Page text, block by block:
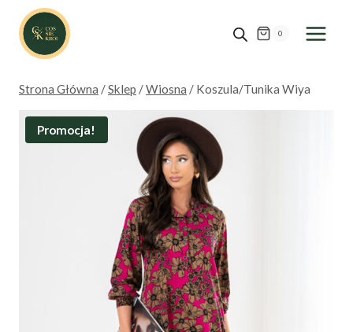
Przejdź
treści
0
Strona Główna /Sklep /Wiosna / Koszula/Tunika Wiya
Promocja!